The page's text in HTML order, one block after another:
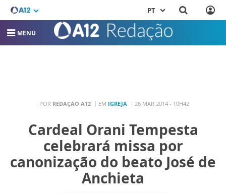
PT
MENU
POR REDAÇÃO A12 EM IGREJA 26 MAR 2014 - 10H42
Cardeal Orani Tempesta
celebrará missa por
canonização do beato José de
Anchieta